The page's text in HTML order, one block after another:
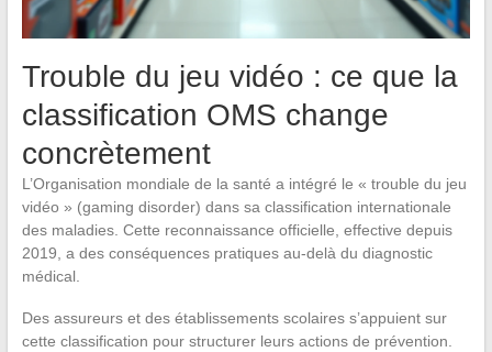
Trouble du jeu vidéo : ce que la
classification OMS change
concrètement
L’Organisation mondiale de la santé a intégré le « trouble du jeu
vidéo » (gaming disorder) dans sa classification internationale
des maladies. Cette reconnaissance officielle, effective depuis
2019, a des conséquences pratiques au-delà du diagnostic
médical.
Des assureurs et des établissements scolaires s’appuient sur
cette classification pour structurer leurs actions de prévention.